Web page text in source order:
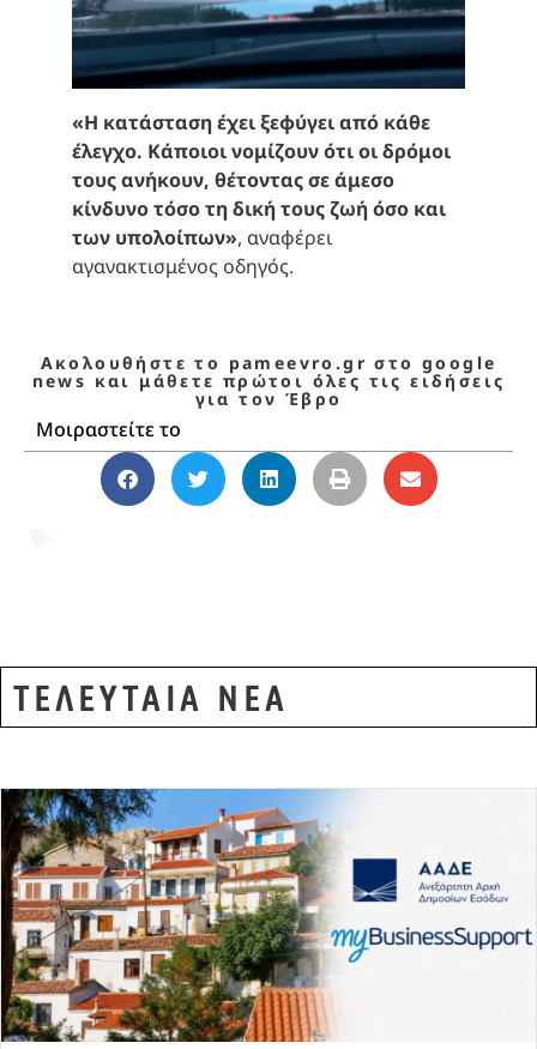
«Η κατάσταση έχει ξεφύγει από κάθε
έλεγχο. Κάποιοι νομίζουν ότι οι δρόμοι
τους ανήκουν, θέτοντας σε άμεσο
κίνδυνο τόσο τη δική τους ζωή όσο και
των υπολοίπων», αναφέρει
αγανακτισμένος οδηγός.
Ακολουθήστε το pameevro.gr στο google
news και μάθετε πρώτοι όλες τις ειδήσεις
για τον Έβρο
Μοιραστείτε το
ΤΕΛΕΥΤΑΙΑ ΝΕΑ